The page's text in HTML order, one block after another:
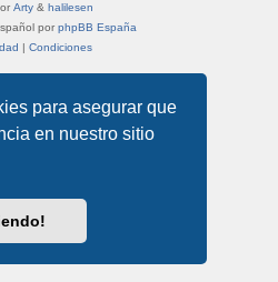
para asegurar que
en nuestro sitio
Arty & halilesen
por phpBB España
| Condiciones